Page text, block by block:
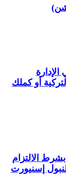
أو كملك
الالتزام
إسنيورت